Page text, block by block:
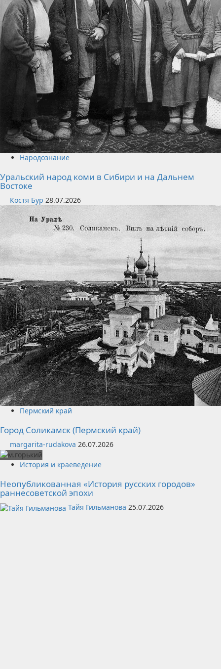
Народознание
Уральский народ коми в Сибири и на Дальнем
Востоке
Костя Бур 28.07.2026
Пермский край
Город Соликамск (Пермский край)
margarita-rudakova 26.07.2026
История и краеведение
Неопубликованная «История русских городов»
раннесоветской эпохи
Тайя Гильманова 25.07.2026